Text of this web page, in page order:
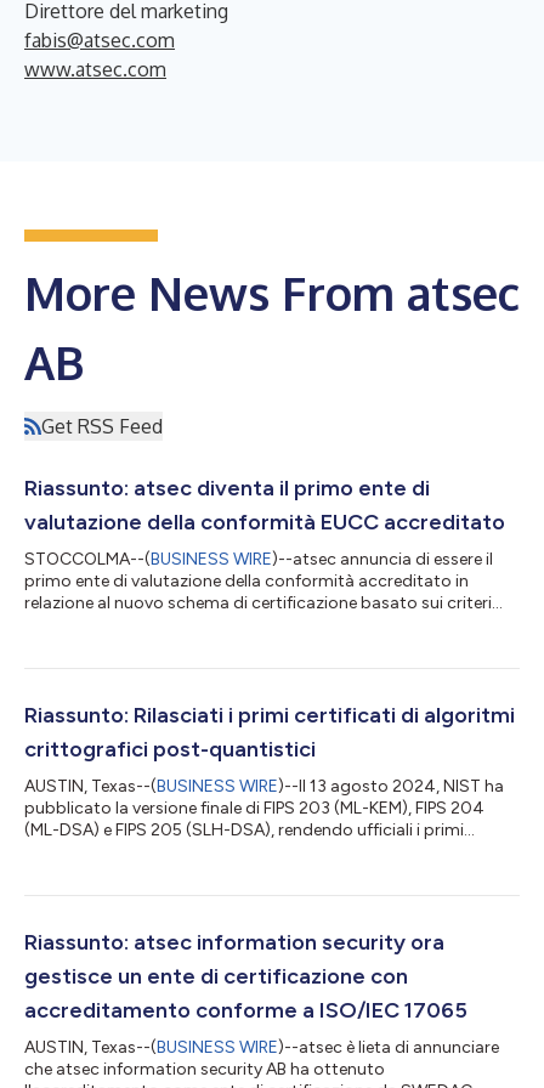
Direttore del marketing
fabis@atsec.com
www.atsec.com
More News From atsec
AB
Get RSS Feed
Riassunto: atsec diventa il primo ente di
valutazione della conformità EUCC accreditato
STOCCOLMA--(BUSINESS WIRE)--atsec annuncia di essere il
primo ente di valutazione della conformità accreditato in
relazione al nuovo schema di certificazione basato sui criteri
assicurazione Sostanziale, il livello di assicurazione Alto in breve
compliance post-certificazione. Questo approccio
Riassunto: Rilasciati i primi certificati di algoritmi
crittografici post-quantistici
AUSTIN, Texas--(BUSINESS WIRE)--Il 13 agosto 2024, NIST ha
pubblicato la versione finale di FIPS 203 (ML-KEM), FIPS 204
(ML-DSA) e FIPS 205 (SLH-DSA), rendendo ufficiali i primi
futuro in cui i cyberattacchi quantistici saranno una minaccia
ACVTS (Automated Cryptographic Validation Test System)
Riassunto: atsec information security ora
gestisce un ente di certificazione con
accreditamento conforme a ISO/IEC 17065
AUSTIN, Texas--(BUSINESS WIRE)--atsec è lieta di annunciare
che atsec information security AB ha ottenuto